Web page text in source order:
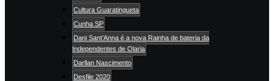
Cultura Guaratingueta
Cunha SP
Dani Sant’Anna é a nova Rainha de bateria da
Independentes de Olaria
Darllan Nascimento
Desfile 2020